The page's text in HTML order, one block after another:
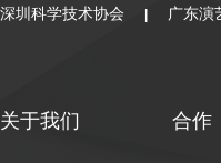
深圳科学技术协会 广东演
关于我们 合作